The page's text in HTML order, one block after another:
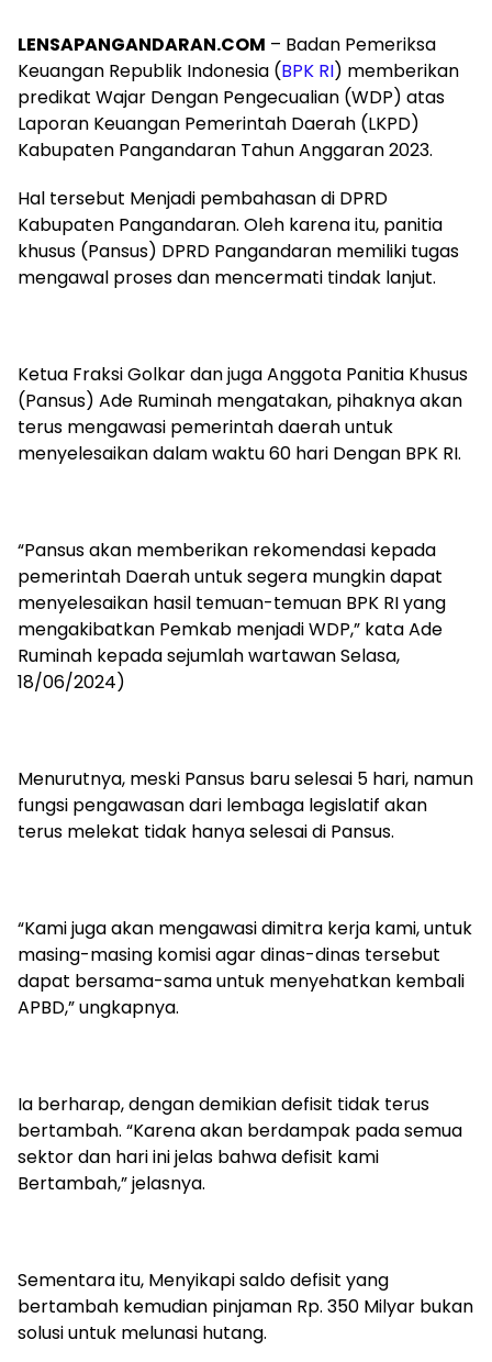
LENSAPANGANDARAN.COM – Badan Pemeriksa
Keuangan Republik Indonesia (BPK RI) memberikan
predikat Wajar Dengan Pengecualian (WDP) atas
Laporan Keuangan Pemerintah Daerah (LKPD)
Kabupaten Pangandaran Tahun Anggaran 2023.
Hal tersebut Menjadi pembahasan di DPRD
Kabupaten Pangandaran. Oleh karena itu, panitia
khusus (Pansus) DPRD Pangandaran memiliki tugas
mengawal proses dan mencermati tindak lanjut.
Ketua Fraksi Golkar dan juga Anggota Panitia Khusus
(Pansus) Ade Ruminah mengatakan, pihaknya akan
terus mengawasi pemerintah daerah untuk
menyelesaikan dalam waktu 60 hari Dengan BPK RI.
“Pansus akan memberikan rekomendasi kepada
pemerintah Daerah untuk segera mungkin dapat
menyelesaikan hasil temuan-temuan BPK RI yang
mengakibatkan Pemkab menjadi WDP,” kata Ade
Ruminah kepada sejumlah wartawan Selasa,
18/06/2024)
Menurutnya, meski Pansus baru selesai 5 hari, namun
fungsi pengawasan dari lembaga legislatif akan
terus melekat tidak hanya selesai di Pansus.
“Kami juga akan mengawasi dimitra kerja kami, untuk
masing-masing komisi agar dinas-dinas tersebut
dapat bersama-sama untuk menyehatkan kembali
APBD,” ungkapnya.
Ia berharap, dengan demikian defisit tidak terus
bertambah. “Karena akan berdampak pada semua
sektor dan hari ini jelas bahwa defisit kami
Bertambah,” jelasnya.
Sementara itu, Menyikapi saldo defisit yang
bertambah kemudian pinjaman Rp. 350 Milyar bukan
solusi untuk melunasi hutang.